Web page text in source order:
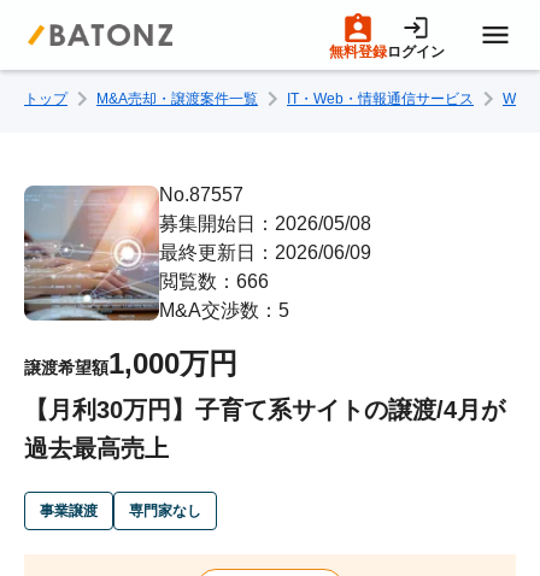
無料登録ログイン
トップページ
M&A案件一覧
売りたい方へ
成約事例
M&A専門家の方へ
トップ M&A売却・譲渡案件一覧 IT・Web・情報通信サービス Web
No.87557
募集開始日：2026/05/08
最終更新日：2026/06/09
閲覧数：666
M&A交渉数：5
譲渡希望額1,000万円
【月利30万円】子育て系サイトの譲渡/4月が
過去最高売上
事業譲渡 専門家なし